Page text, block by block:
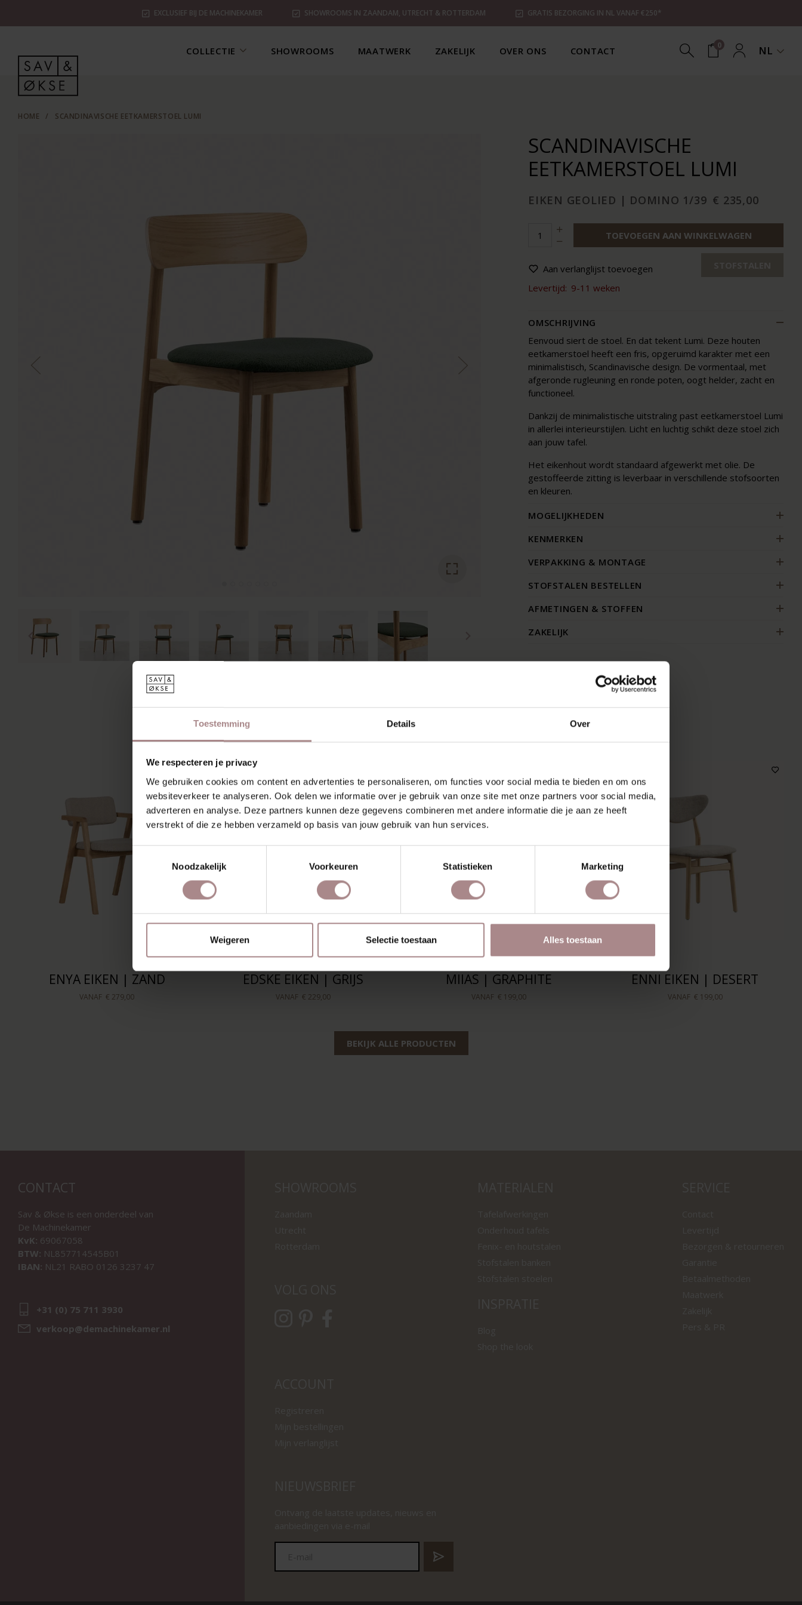
Toestemming Details Over
We respecteren je privacy
We gebruiken cookies om content en advertenties te personaliseren, om functies voor social media te bieden en om ons
websiteverkeer te analyseren. Ook delen we informatie over je gebruik van onze site met onze partners voor social media,
adverteren en analyse. Deze partners kunnen deze gegevens combineren met andere informatie die je aan ze heeft
verstrekt of die ze hebben verzameld op basis van jouw gebruik van hun services.
Toestemmingsselectie
Noodzakelijk
Voorkeuren Statistieken Marketing
Weigeren Selectie toestaan Alles toestaan
EXCLUSIEF BIJ DE MACHINEKAMER SHOWROOMS IN ZAANDAM, UTRECHT & ROTTERDAM GRATIS BEZORGING IN NL VANAF €250*
COLLECTIE SHOWROOMS MAATWERK ZAKELIJK OVER ONS CONTACT 0 NL
HOME / SCANDINAVISCHE EETKAMERSTOEL LUMI
SCANDINAVISCHE
EETKAMERSTOEL LUMI
EIKEN GEOLIED | DOMINO 1/39 € 235,00
TOEVOEGEN AAN WINKELWAGEN
Aan verlanglijst toevoegen
Levertijd: 9-11 weken
OMSCHRIJVING
Eenvoud siert de stoel. En dat tekent Lumi. Deze houten
eetkamerstoel heeft een fris, opgeruimd karakter met een
minimalistisch, Scandinavische design. De vormentaal, met
afgeronde rugleuning en ronde poten, oogt helder, zacht en
functioneel.
Dankzij de minimalistische uitstraling past eetkamerstoel Lumi
in allerlei interieurstijlen. Licht en luchtig schikt deze stoel zich
aan jouw tafel.
Het eikenhout wordt standaard afgewerkt met olie. De
gestoffeerde zitting is leverbaar in verschillende stofsoorten
en kleuren.
MOGELIJKHEDEN
KENMERKEN
VERPAKKING & MONTAGE
STOFSTALEN BESTELLEN
AFMETINGEN & STOFFEN
ZAKELIJK
MISSCHIEN VIND JE DIT OOK MOOI
ENYA EIKEN | ZAND
VANAF € 279,00
EDSKE EIKEN | GRIJS
VANAF € 229,00
MIIAS | GRAPHITE
VANAF € 199,00
ENNI EIKEN | DESERT
VANAF € 199,00
BEKIJK ALLE PRODUCTEN
CONTACT
Sav & Økse is een onderdeel van
De Machinekamer
KvK: 69067058
BTW: NL857714545B01
IBAN: NL21 RABO 0126 3237 47
+31 (0) 75 711 3930
verkoop@demachinekamer.nl